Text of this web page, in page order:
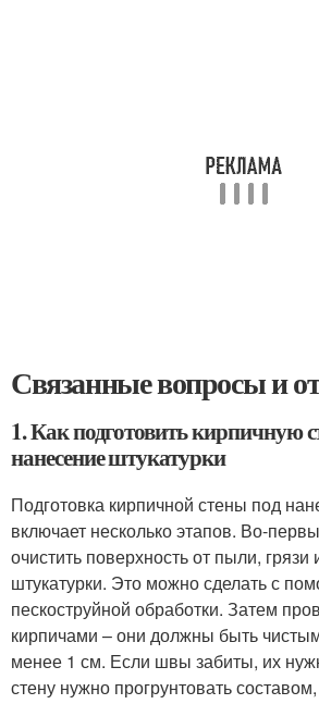
Связанные вопросы и
1. Как подготовить кирпичную
нанесение штукатурки
Подготовка кирпичной стены под
включает несколько этапов. Во-
очистить поверхность от пыли, грязи
штукатурки. Это можно сделать с
пескоструйной обработки. Затем
кирпичами – они должны быть
менее 1 см. Если швы забиты, их
стену нужно прогрунтовать